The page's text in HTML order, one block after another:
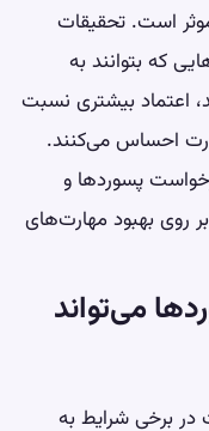
است. تحقیقات
که بتوانند به
اعتماد بیشتری نسبت
احساس می‌کنند.
پسوردها و
روی بهبود مهارت‌های
می‌تواند
برخی شرایط به